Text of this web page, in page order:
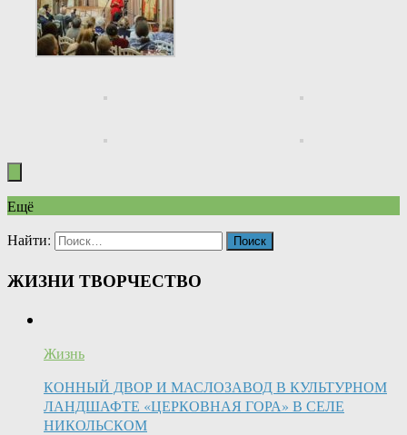
Ещё
Найти:
ЖИЗНИ ТВОРЧЕСТВО
Жизнь
КОННЫЙ ДВОР И МАСЛОЗАВОД В КУЛЬТУРНОМ
ЛАНДШАФТЕ «ЦЕРКОВНАЯ ГОРА» В СЕЛЕ
НИКОЛЬСКОМ